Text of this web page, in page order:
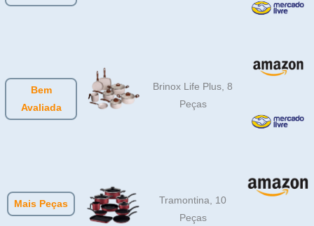
Bem
Avaliada
Brinox Life Plus, 8
Peças
Mais Peças
Tramontina, 10
Peças